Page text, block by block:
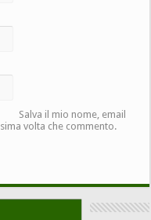
Salva il mio nome, email
volta che commento.